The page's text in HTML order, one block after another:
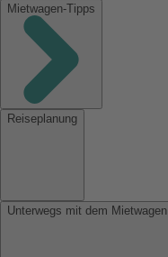
Mietwagen-Tipps
Reiseplanung
Unterwegs mit dem Mietwagen